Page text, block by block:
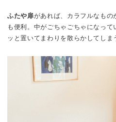
ふたや扉があれば、カラフルなもの
も便利。中がごちゃごちゃになっ
ッと置いてまわりを散らかしてしま